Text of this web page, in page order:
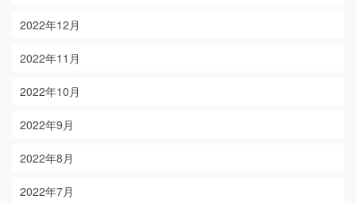
2022年12月
2022年11月
2022年10月
2022年9月
2022年8月
2022年7月